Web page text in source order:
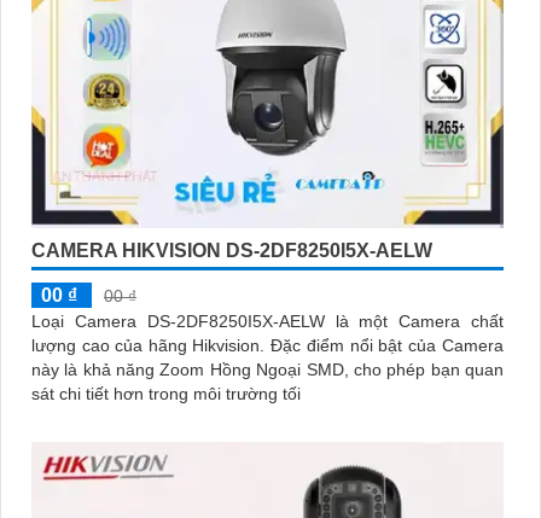
CAMERA HIKVISION DS-2DF8250I5X-AELW
00 ₫
00 ₫
Loại Camera DS-2DF8250I5X-AELW là một Camera chất
lượng cao của hãng Hikvision. Đặc điểm nổi bật của Camera
này là khả năng Zoom Hồng Ngoại SMD, cho phép bạn quan
sát chi tiết hơn trong môi trường tối